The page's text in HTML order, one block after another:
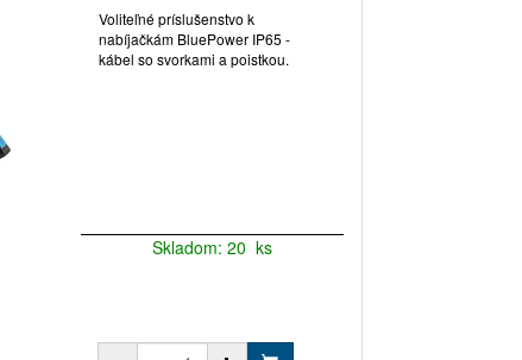
Voliteľné príslušenstvo k
nabíjačkám BluePower IP65 -
kábel so svorkami a poistkou.
Skladom: 20 ks